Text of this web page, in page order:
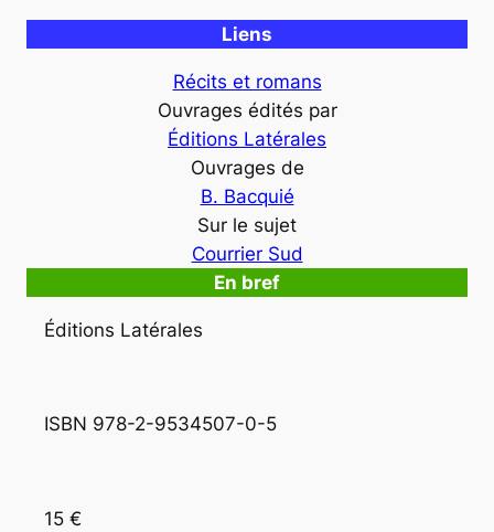
Liens
Récits et romans
Ouvrages édités par
Éditions Latérales
Ouvrages de
B. Bacquié
Sur le sujet
Courrier Sud
En bref
Éditions Latérales
ISBN 978-2-9534507-0-5
15 €